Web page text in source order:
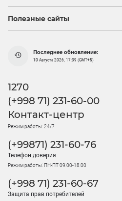
Полезные сайты
Последнее обновление:
10 Августа 2026, 17:39 (GMT+5)
1270
(+998 71) 231-60-00
Контакт-центр
Режим работы: 24/7
(+99871) 231-60-76
Телефон доверия
Режим работы: ПН-ПТ 09:00-18:00
(+998 71) 231-60-67
Защита прав потребителей